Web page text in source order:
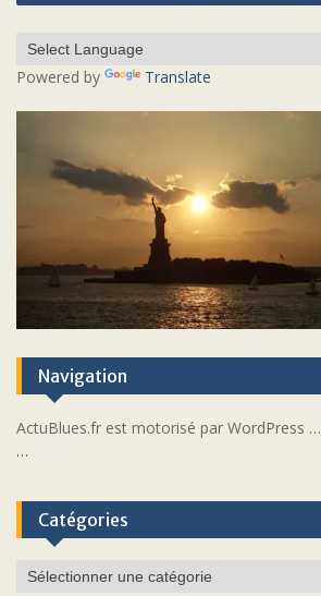
Powered by Translate
Navigation
ActuBlues.fr est motorisé par WordPress …
…
Catégories
Catégories